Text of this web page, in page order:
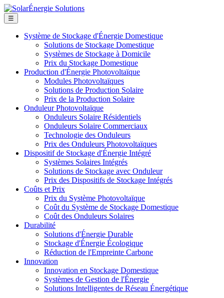
☰
Système de Stockage d'Énergie Domestique
Solutions de Stockage Domestique
Systèmes de Stockage à Domicile
Prix du Stockage Domestique
Production d'Énergie Photovoltaïque
Modules Photovoltaïques
Solutions de Production Solaire
Prix de la Production Solaire
Onduleur Photovoltaïque
Onduleurs Solaire Résidentiels
Onduleurs Solaire Commerciaux
Technologie des Onduleurs
Prix des Onduleurs Photovoltaïques
Dispositif de Stockage d'Énergie Intégré
Systèmes Solaires Intégrés
Solutions de Stockage avec Onduleur
Prix des Dispositifs de Stockage Intégrés
Coûts et Prix
Prix du Système Photovoltaïque
Coût du Système de Stockage Domestique
Coût des Onduleurs Solaires
Durabilité
Solutions d'Énergie Durable
Stockage d'Énergie Écologique
Réduction de l'Empreinte Carbone
Innovation
Innovation en Stockage Domestique
Systèmes de Gestion de l'Énergie
Solutions Intelligentes de Réseau Énergétique